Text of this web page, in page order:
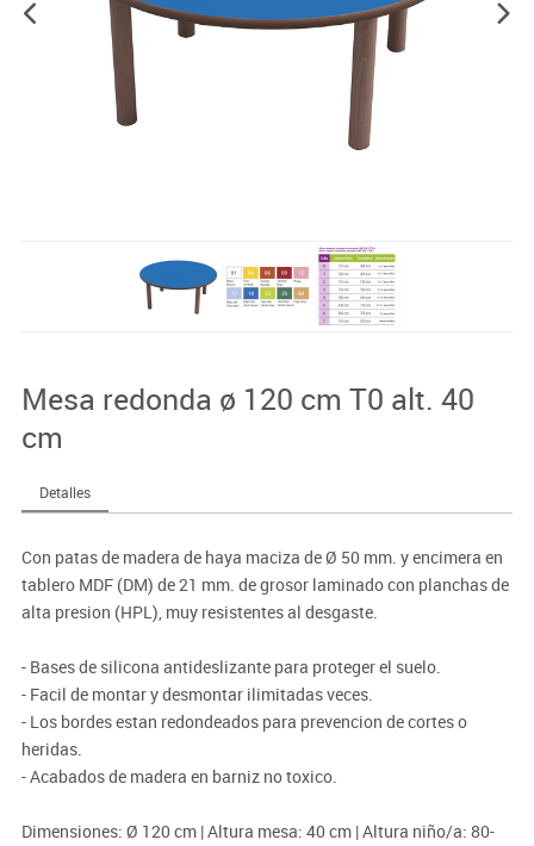
Mesa redonda ø 120 cm T0 alt. 40
cm
Detalles
Con patas de madera de haya maciza de Ø 50 mm. y encimera en
tablero MDF (DM) de 21 mm. de grosor laminado con planchas de
alta presion (HPL), muy resistentes al desgaste.
- Bases de silicona antideslizante para proteger el suelo.
- Facil de montar y desmontar ilimitadas veces.
- Los bordes estan redondeados para prevencion de cortes o
heridas.
- Acabados de madera en barniz no toxico.
Dimensiones: Ø 120 cm | Altura mesa: 40 cm | Altura niño/a: 80-